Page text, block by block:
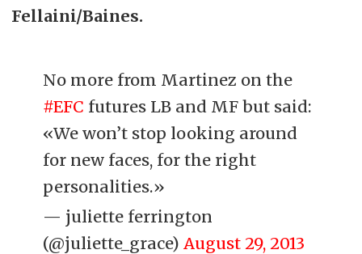
Fellaini/Baines.
No more from Martinez on the
#EFC futures LB and MF but said:
«We won’t stop looking around
for new faces, for the right
personalities.»
— juliette ferrington
(@juliette_grace) August 29, 2013